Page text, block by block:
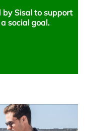
by Sisal to support
social goal.